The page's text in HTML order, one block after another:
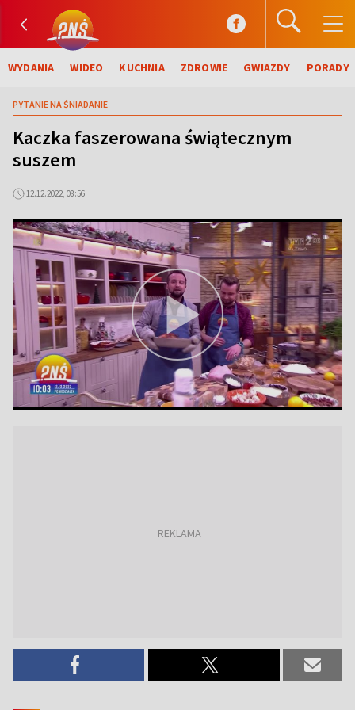
WYDANIA WIDEO KUCHNIA ZDROWIE GWIAZDY PORADY
PYTANIE NA ŚNIADANIE
Kaczka faszerowana świątecznym
suszem
12.12.2022, 08:56